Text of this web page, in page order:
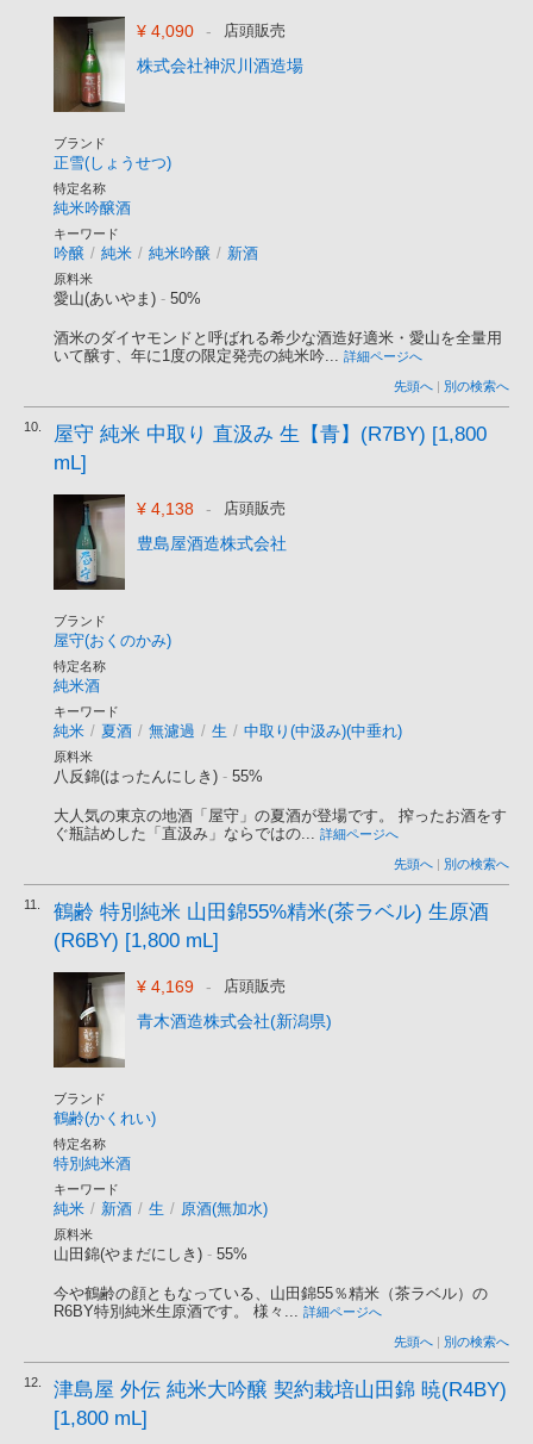
¥ 4,090 - 店頭販売
株式会社神沢川酒造場
ブランド
正雪(しょうせつ)
特定名称
純米吟醸酒
キーワード
吟醸 / 純米 / 純米吟醸 / 新酒
原料米
愛山(あいやま) - 50%
酒米のダイヤモンドと呼ばれる希少な酒造好適米・愛山を全量用
いて醸す、年に1度の限定発売の純米吟... 詳細ページへ
先頭へ | 別の検索へ
10.
屋守 純米 中取り 直汲み 生【青】(R7BY) [1,800
mL]
¥ 4,138 - 店頭販売
豊島屋酒造株式会社
ブランド
屋守(おくのかみ)
特定名称
純米酒
キーワード
純米 / 夏酒 / 無濾過 / 生 / 中取り(中汲み)(中垂れ)
原料米
八反錦(はったんにしき) - 55%
大人気の東京の地酒「屋守」の夏酒が登場です。 搾ったお酒をす
ぐ瓶詰めした「直汲み」ならではの... 詳細ページへ
先頭へ | 別の検索へ
11.
鶴齢 特別純米 山田錦55%精米(茶ラベル) 生原酒
(R6BY) [1,800 mL]
¥ 4,169 - 店頭販売
青木酒造株式会社(新潟県)
ブランド
鶴齢(かくれい)
特定名称
特別純米酒
キーワード
純米 / 新酒 / 生 / 原酒(無加水)
原料米
山田錦(やまだにしき) - 55%
今や鶴齢の顔ともなっている、山田錦55％精米（茶ラベル）の
R6BY特別純米生原酒です。 様々... 詳細ページへ
先頭へ | 別の検索へ
12.
津島屋 外伝 純米大吟醸 契約栽培山田錦 暁(R4BY)
[1,800 mL]